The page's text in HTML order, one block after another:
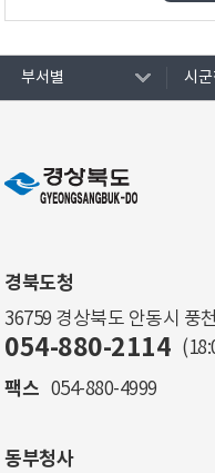
부서별 시군
경북도청
36759 경상북도 안동시 풍
054-880-2114
팩스 054-880-4999
동부청사